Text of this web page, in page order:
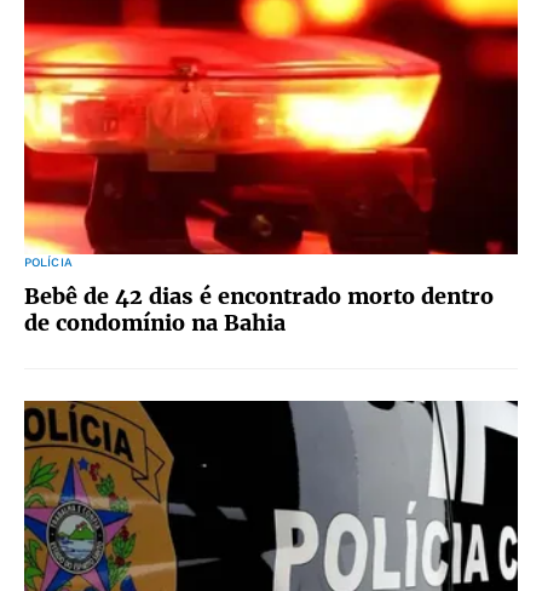
POLÍCIA
Bebê de 42 dias é encontrado morto dentro
de condomínio na Bahia